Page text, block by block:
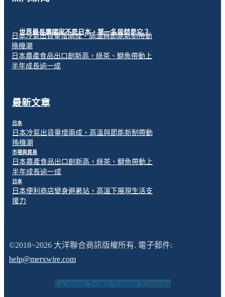
世界最長壽國家不是日本，第一名居然是它？
日本冷氣出貨量增兩成，高溫與節能新制帶動
換機潮
日本農產食品出口創新高，綠茶、鰤魚帶動上
半年成長逾一成
最新文章
日本
日本冷氣出貨量增兩成，高溫與節能新制帶動
換機潮
市場與貿易
日本農產食品出口創新高，綠茶、鰤魚帶動上
半年成長逾一成
日本
日本便利商店變身避暑站，高溫下展現生活支
援力
©2018~2026 大洋聯合商訊版權所有. 電子郵件:
help@merxwire.com
Facebook Twitter Youtube Envelope